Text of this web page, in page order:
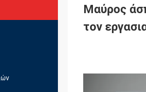
Μαύρος
τον